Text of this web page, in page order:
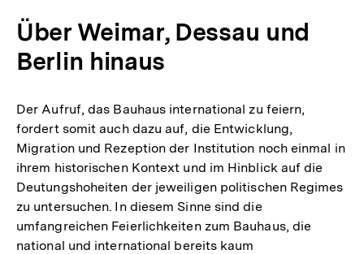
Über Weimar, Dessau und
Berlin hinaus
Der Aufruf, das Bauhaus international zu feiern,
fordert somit auch dazu auf, die Entwicklung,
Migration und Rezeption der Institution noch einmal in
ihrem historischen Kontext und im Hinblick auf die
Deutungshoheiten der jeweiligen politischen Regimes
zu untersuchen. In diesem Sinne sind die
umfangreichen Feierlichkeiten zum Bauhaus, die
national und international bereits kaum